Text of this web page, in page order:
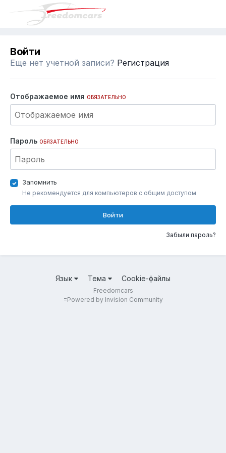
Войти
Еще нет учетной записи? Регистрация
Отображаемое имя ОБЯЗАТЕЛЬНО
Пароль ОБЯЗАТЕЛЬНО
Запомнить
Не рекомендуется для компьютеров с общим доступом
Войти
Забыли пароль?
Язык Тема Cookie-файлы
Freedomcars
=Powered by Invision Community